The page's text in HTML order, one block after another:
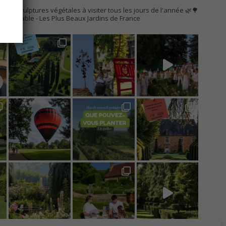
de sculptures végétales à visiter tous les jours de l'année 🌿🌳
- Les Plus Beaux Jardins de France